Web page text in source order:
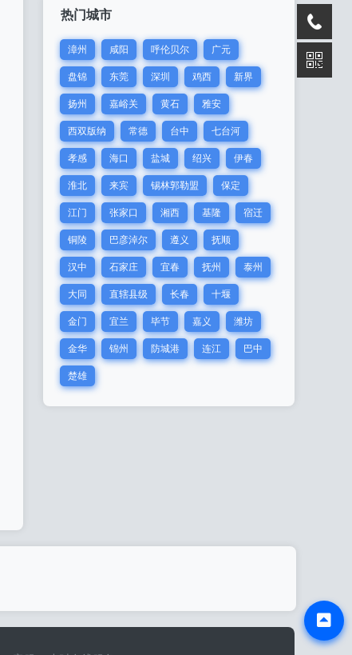
热门城市
漳州 咸阳 呼伦贝尔 广元
盘锦 东莞 深圳 鸡西 新界
扬州 嘉峪关 黄石 雅安
西双版纳 常德 台中 七台河
孝感 海口 盐城 绍兴 伊春
淮北 来宾 锡林郭勒盟 保定
江门 张家口 湘西 基隆 宿迁
铜陵 巴彦淖尔 遵义 抚顺
汉中 石家庄 宜春 抚州 泰州
大同 直辖县级 长春 十堰
金门 宜兰 毕节 嘉义 潍坊
金华 锦州 防城港 连江 巴中
楚雄